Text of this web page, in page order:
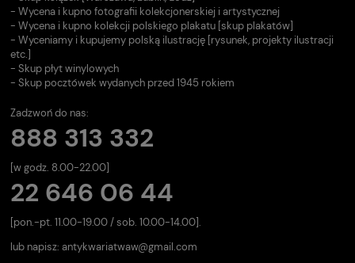
- Wycena i kupno fotografii kolekcjonerskiej i artystycznej
- Wycena i kupno kolekcji polskiego plakatu [skup plakatów]
- Wyceniamy i kupujemy polską ilustrację [rysunek, projekty ilustracji
etc.]
- Skup płyt winylowych
- Skup pocztówek wydanych przed 1945 rokiem
Zadzwoń do nas:
888 313 332
[w godz. 8.00-22.00]
22 646 06 44
[pon.-pt. 11.00-19.00 / sob. 10.00-14.00].
lub napisz: antykwariatwaw@gmail.com